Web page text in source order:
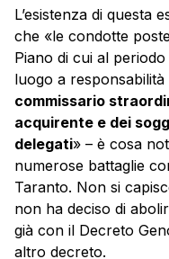
L’esistenza di questa
che «le condotte
Piano di cui al
luogo a
commissario
acquirente e dei
delegati» – è cosa
numerose battaglie
Taranto. Non si
non ha deciso di
già con il Decreto
altro decreto.